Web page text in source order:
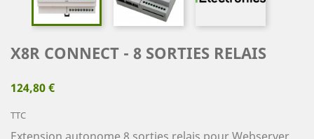
X8R CONNECT - 8 SORTIES RELAIS
124,80 €
TTC